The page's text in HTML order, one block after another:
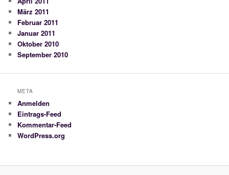
März 2011
Februar 2011
Januar 2011
Oktober 2010
September 2010
META
Anmelden
Eintrags-Feed
Kommentar-Feed
WordPress.org